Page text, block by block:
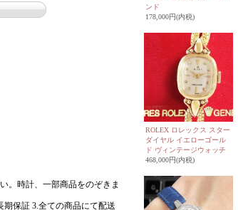
ンド
178,000円(内税)
ROLEX ロレックス スター
ダイヤル イエローゴール
ド ヴィンテージウォッチ
468,000円(内税)